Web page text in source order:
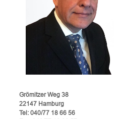
Grömitzer Weg 38
22147 Hamburg
Tel: 040/77 18 66 56